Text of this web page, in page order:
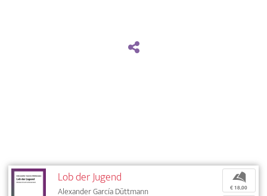
Lob der Jugend
Alexander García Düttmann
b
€ 18,00